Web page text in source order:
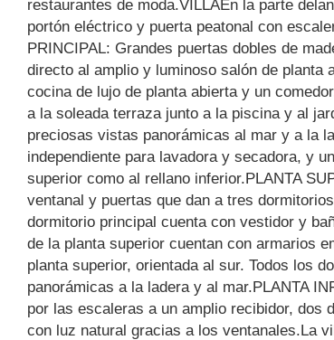
restaurantes de moda.VILLAEn la parte
portón eléctrico y puerta peatonal con
PRINCIPAL: Grandes puertas dobles de
directo al amplio y luminoso salón de planta
cocina de lujo de planta abierta y un
a la soleada terraza junto a la piscina y al
preciosas vistas panorámicas al mar y a la
independiente para lavadora y secadora, y
superior como al rellano inferior.PLANTA
ventanal y puertas que dan a tres
dormitorio principal cuenta con vestidor y
de la planta superior cuentan con armarios
planta superior, orientada al sur. Todos los
panorámicas a la ladera y al mar.PLANTA
por las escaleras a un amplio recibidor, dos
con luz natural gracias a los ventanales.La